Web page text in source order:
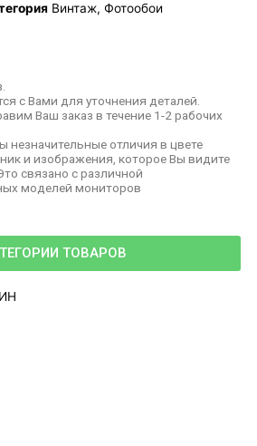
ТОВАРОВ
Винтаж, Фотообои
с Вами для уточнения деталей.
Ваш заказ в течение 1-2 рабочих
незначительные отличия в цвете
и изображения, которое Вы видите
связано с различной
моделей мониторов